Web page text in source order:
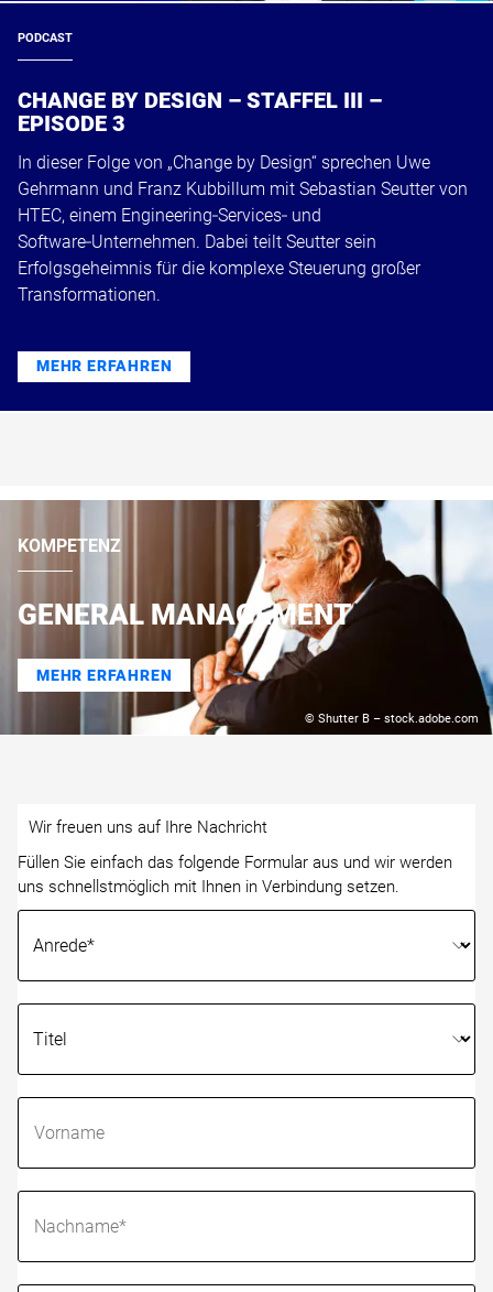
PODCAST
CHANGE BY DESIGN – STAFFEL III –
EPISODE 3
In dieser Folge von „Change by Design“ sprechen Uwe
Gehrmann und Franz Kubbillum mit Sebastian Seutter von
HTEC, einem Engineering‑Services‑ und
Software‑Unternehmen. Dabei teilt Seutter sein
Erfolgsgeheimnis für die komplexe Steuerung großer
Transformationen.
MEHR ERFAHREN
© Shutter B – stock.adobe.com
KOMPETENZ
GENERAL MANAGEMENT
MEHR ERFAHREN
Wir freuen uns auf Ihre Nachricht
Füllen Sie einfach das folgende Formular aus und wir werden
uns schnellstmöglich mit Ihnen in Verbindung setzen.